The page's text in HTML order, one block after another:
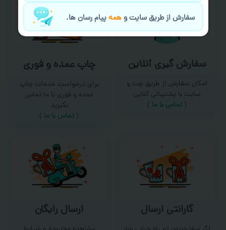
سفارش گیری آنلاین
امکان سفارش از طریق چت و
سایت با پشتیبانی آنلاین
( تماس با ما‌ )
چاپ عمده و فوری
برای درخواست خدمات چاپ
عمده و فوری با ما تماس
بگیرید
( تماس با ما )
گارانتی ارسال ارسال رایگان
سفارش از طریق سایت وهمهپیام رسان ها.